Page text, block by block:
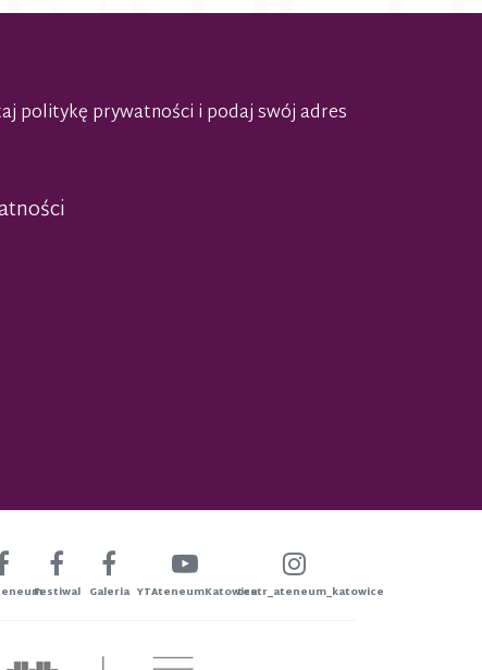
politykę prywatności i podaj swój adres
Festiwal Galeria YTAteneumKatowiceteatr_ateneum_katowice